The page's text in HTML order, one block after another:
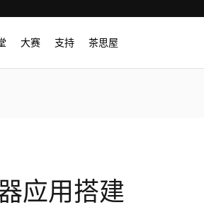
大赛 支持 茶思屋
应用搭建